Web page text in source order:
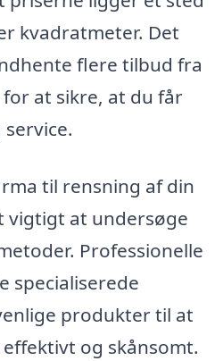
kvadratmeter. Det
flere tilbud fra
at sikre, at du får
til rensning af din
at undersøge
Professionelle
specialiserede
produkter til at
og skånsomt.